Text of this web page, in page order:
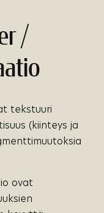
/
tekstuuri
(kiinteys ja
ovat